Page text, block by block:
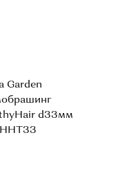
Garden
d33мм